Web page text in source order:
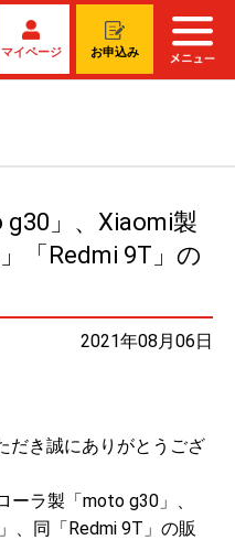
マイページ お申込み
」、Xiaomi製
「Redmi 9T」の
2021年08月06日
だき誠にありがとうござ
ラ製「moto g30」、
、同「Redmi 9T」の販